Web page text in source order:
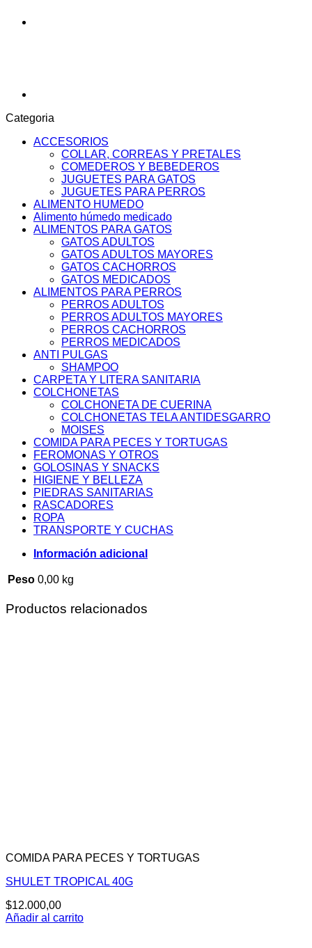
Categoria
ACCESORIOS
COLLAR, CORREAS Y PRETALES
COMEDEROS Y BEBEDEROS
JUGUETES PARA GATOS
JUGUETES PARA PERROS
ALIMENTO HUMEDO
Alimento húmedo medicado
ALIMENTOS PARA GATOS
GATOS ADULTOS
GATOS ADULTOS MAYORES
GATOS CACHORROS
GATOS MEDICADOS
ALIMENTOS PARA PERROS
PERROS ADULTOS
PERROS ADULTOS MAYORES
PERROS CACHORROS
PERROS MEDICADOS
ANTI PULGAS
SHAMPOO
CARPETA Y LITERA SANITARIA
COLCHONETAS
COLCHONETA DE CUERINA
COLCHONETAS TELA ANTIDESGARRO
MOISES
COMIDA PARA PECES Y TORTUGAS
FEROMONAS Y OTROS
GOLOSINAS Y SNACKS
HIGIENE Y BELLEZA
PIEDRAS SANITARIAS
RASCADORES
ROPA
TRANSPORTE Y CUCHAS
Información adicional
Peso 0,00 kg
Productos relacionados
COMIDA PARA PECES Y TORTUGAS
SHULET TROPICAL 40G
$12.000,00
Añadir al carrito